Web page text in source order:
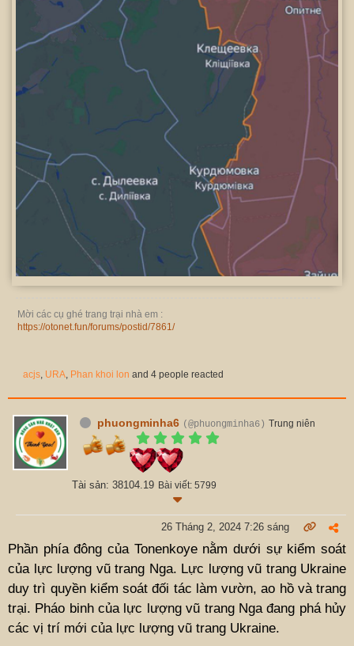
Mời các cụ ghé trang trại nhà em :
https://otonet.fun/forums/postid/7861/
acjs URA Phan khoi lon and 4 people reacted
phuongminha6 (@phuongminha6) Trung niên
Tài sản: 38104.19 Bài viết: 5799
26 Tháng 2, 2024 7:26 sáng
Phần phía đông của Tonenkoye nằm dưới sự kiểm soát
của lực lượng vũ trang Nga. Lực lượng vũ trang Ukraine
duy trì quyền kiểm soát đối tác làm vườn, ao hồ và trang
trại. Pháo binh của lực lượng vũ trang Nga đang phá hủy
các vị trí mới của lực lượng vũ trang Ukraine.